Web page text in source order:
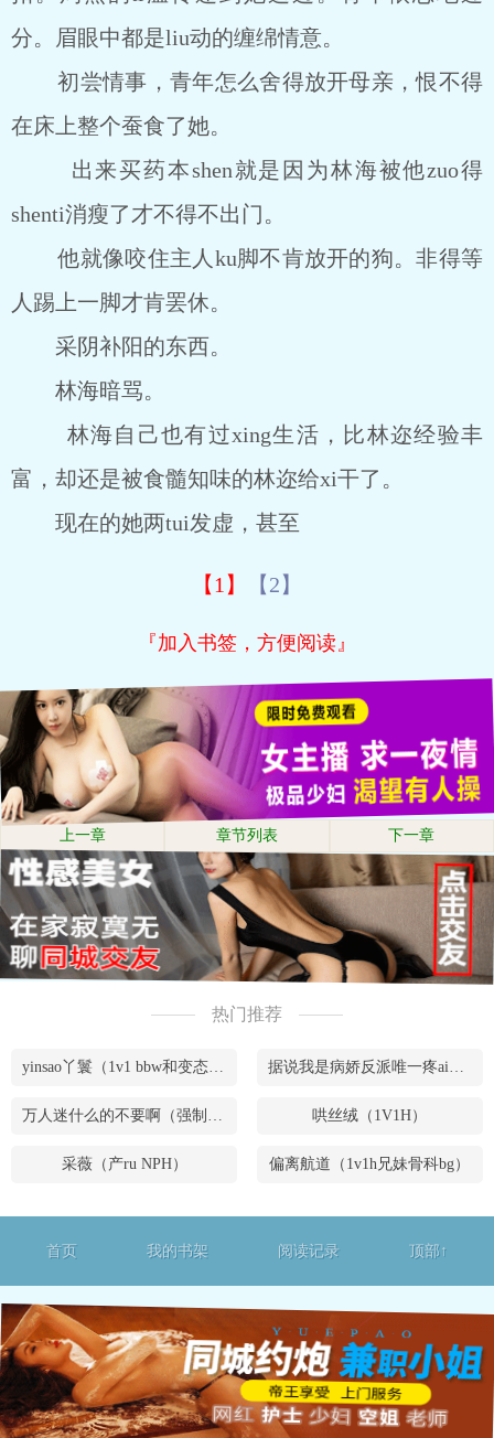
分。眉眼中都是liu动的缠绵情意。
初尝情事，青年怎么舍得放开母亲，恨不得
在床上整个蚕食了她。
出来买药本shen就是因为林海被他zuo得
shenti消瘦了才不得不出门。
他就像咬住主人ku脚不肯放开的狗。非得等
人踢上一脚才肯罢休。
采阴补阳的东西。
林海暗骂。
林海自己也有过xing生活，比林迩经验丰
富，却还是被食髓知味的林迩给xi干了。
现在的她两tui发虚，甚至
【1】 【2】
『加入书签，方便阅读』
上一章 章节列表 下一章
热门推荐
yinsao丫鬟（1v1 bbw和变态腹黑男） 据说我是病娇反派唯一疼ai的妹妹（兄妹骨）
万人迷什么的不要啊（强制NPH） 哄丝绒（1V1H）
采薇（产ru NPH） 偏离航道（1v1h兄妹骨科bg）
首页 我的书架 阅读记录 顶部↑